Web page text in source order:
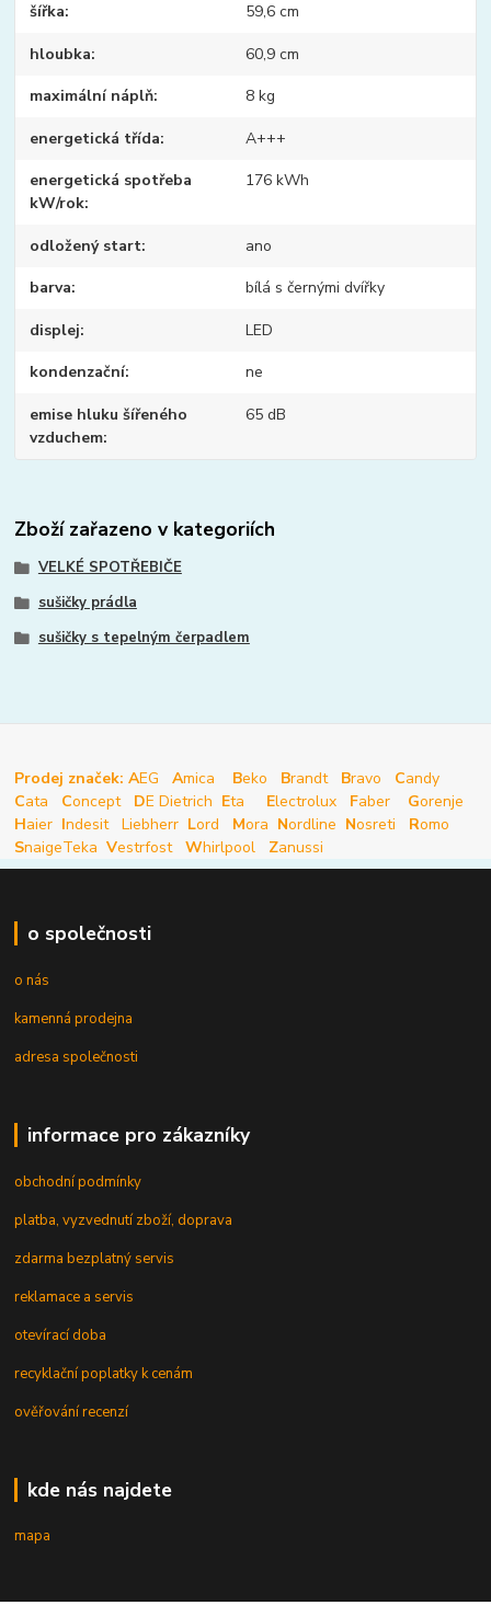
šířka 59,6 cm
hloubka 60,9 cm
maximální náplň 8 kg
energetická třída A+++
energetická spotřeba
kW/rok
176 kWh
odložený start ano
barva bílá s černými dvířky
displej LED
kondenzační ne
emise hluku šířeného
vzduchem
65 dB
Zboží zařazeno v kategoriích
VELKÉ SPOTŘEBIČE
sušičky prádla
sušičky s tepelným čerpadlem
Prodej značek: AEG Amica Beko Brandt Bravo Candy
Cata Concept DE Dietrich Eta Electrolux Faber Gorenje
Haier Indesit Liebherr Lord Mora Nordline Nosreti Romo
SnaigeTeka Vestrfost Whirlpool Zanussi
o společnosti
o nás
kamenná prodejna
adresa společnosti
informace pro zákazníky
obchodní podmínky
platba, vyzvednutí zboží, doprava
zdarma bezplatný servis
reklamace a servis
otevírací doba
recyklační poplatky k cenám
ověřování recenzí
kde nás najdete
mapa